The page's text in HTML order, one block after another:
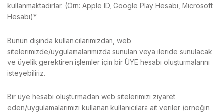
kullanmaktadırlar. (Örn: Apple ID, Google Play Hesabı, Microsoft
Hesabı)*
Bunun dışında kullanıcılarımızdan, web
sitelerimizde/uygulamalarımızda sunulan veya ileride sunulacak
ve üyelik gerektiren işlemler için bir ÜYE hesabı oluşturmalarını
isteyebiliriz.
Bir üye hesabı oluşturmadan web sitelerimizi ziyaret
eden/uygulamalarımızı kullanan kullanıcılara ait veriler (örneğin